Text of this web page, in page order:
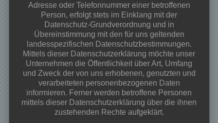
Dorffest 2026
Veranstaltungen & Angebote 2026
Frühjahrsputz 28.03.2026 ab 09:00 Uhr
Osterfeuer 02.04.2026 ab 18:00Uhr
Begegnungs-und Spieleabend
Kategorien
Projekte
Veranstaltungen
Vereinsinfos
Adresse oder Telefonnummer einer betroffenen
Person, erfolgt stets im Einklang mit der
Datenschutz-Grundverordnung und in
Übereinstimmung mit den für uns geltenden
landesspezifischen Datenschutzbestimmungen.
Mittels dieser Datenschutzerklärung möchte unser
Unternehmen die Öffentlichkeit über Art, Umfang
und Zweck der von uns erhobenen, genutzten und
verarbeiteten personenbezogenen Daten
informieren. Ferner werden betroffene Personen
mittels dieser Datenschutzerklärung über die ihnen
zustehenden Rechte aufgeklärt.